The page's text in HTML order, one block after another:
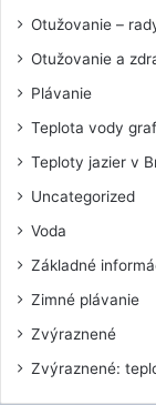
Otužovanie –
Otužovanie a
Plávanie
Teplota vody
Teploty jazier v
Uncategorized
Voda
Základné
Zimné plávanie
Zvýraznené
Zvýraznené: